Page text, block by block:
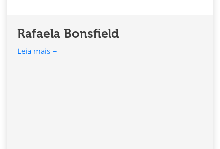
Rafaela Bonsfield
Leia mais +